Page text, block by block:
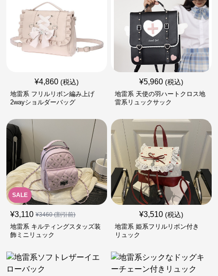
¥4,860 (税込)
地雷系 フリルリボン編み上げ
2wayショルダーバッグ
¥5,960 (税込)
地雷系 天使の羽ハートクロス地
雷系リュックサック
SALE
¥3,110 ¥3460(割引前)
地雷系 キルティングスタッズ装
飾ミニリュック
¥3,510 (税込)
地雷系 姫系フリルリボン付き
リュック